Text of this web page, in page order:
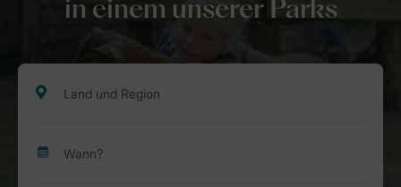
in einem unserer Parks